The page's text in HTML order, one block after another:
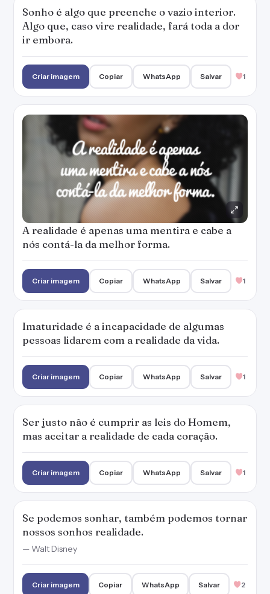
Sonho é algo que preenche o vazio interior.
Algo que, caso vire realidade, fará toda a dor
ir embora.
Criar imagem Copiar WhatsApp Salvar 1
A realidade é apenas uma mentira e cabe a
nós contá-la da melhor forma.
Criar imagem Copiar WhatsApp Salvar 1
Imaturidade é a incapacidade de algumas
pessoas lidarem com a realidade da vida.
Criar imagem Copiar WhatsApp Salvar 1
Ser justo não é cumprir as leis do Homem,
mas aceitar a realidade de cada coração.
Criar imagem Copiar WhatsApp Salvar 1
Se podemos sonhar, também podemos tornar
nossos sonhos realidade.
— Walt Disney
Criar imagem Copiar WhatsApp Salvar 2